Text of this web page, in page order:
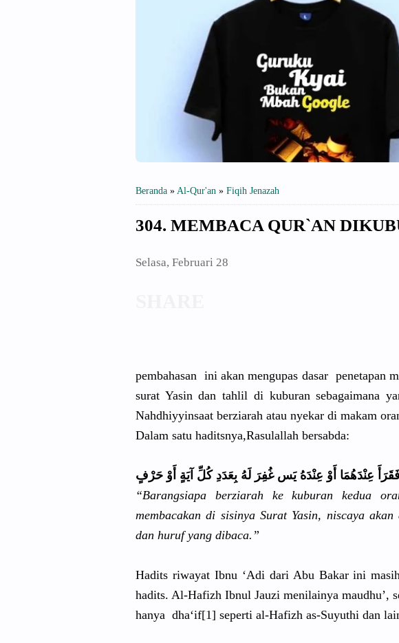
Beranda » Al-Qur'an » Fiqih Jenazah
304. MEMBACA QUR`AN
Selasa, Februari 28
pembahasan ini akan mengupas dasar penetapan
surat Yasin dan tahlil di kuburan sebagaimana
Nahdhiyyinsaat berziarah atau nyekar di makam
Dalam satu haditsnya,Rasulallah bersabda:
عِنْدَهُمَا أَوْ عِنْدَهُ يَس غُفِرَ لَهُ بِعَدَدِ كُلِّ آيَةٍ أَوْ حَرْفٍ
“Barangsiapa berziarah ke kuburan kedua
membacakan di sisinya Surat Yasin, niscaya
dan huruf yang dibaca.”
Hadits riwayat Ibnu ‘Adi dari Abu Bakar ini
hadits. Al-Hafizh Ibnul Jauzi menilainya maudhu’,
hanya dha‘if[1] seperti al-Hafizh as-Suyuthi dan